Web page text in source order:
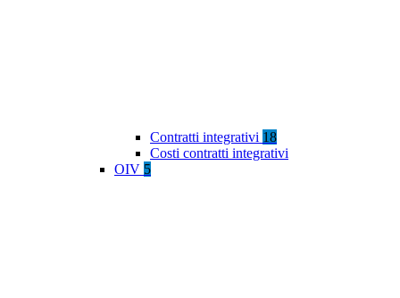
Contratti integrativi 18
Costi contratti integrativi
OIV 5